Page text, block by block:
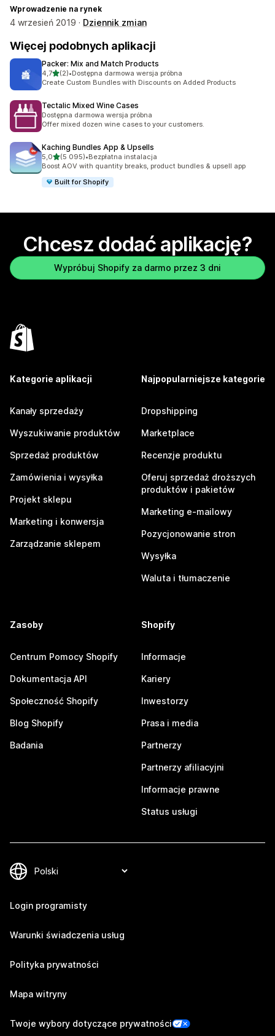
Wprowadzenie na rynek
4 wrzesień 2019 · Dziennik zmian
Więcej podobnych aplikacji
Packer: Mix and Match Products
4,7na 5 gwiazdek
(2)
Łączna liczba recenzji: 2
•Dostępna darmowa wersja próbna
Create Custom Bundles with Discounts on Added Products
Tectalic Mixed Wine Cases
Dostępna darmowa wersja próbna
Offer mixed dozen wine cases to your customers.
Kaching Bundles App & Upsells
5,0na 5 gwiazdek
(5 095)
Łączna liczba recenzji: 5095
•Bezpłatna instalacja
Boost AOV with quantity breaks, product bundles & upsell app
Built for Shopify
Chcesz dodać aplikację?
Wypróbuj Shopify za darmo przez 3 dni
Kategorie aplikacji
Kanały sprzedaży
Wyszukiwanie produktów
Sprzedaż produktów
Zamówienia i wysyłka
Projekt sklepu
Marketing i konwersja
Zarządzanie sklepem
Najpopularniejsze kategorie
Dropshipping
Marketplace
Recenzje produktu
Oferuj sprzedaż droższych
produktów i pakietów
Marketing e-mailowy
Pozycjonowanie stron
Wysyłka
Waluta i tłumaczenie
Zasoby
Centrum Pomocy Shopify
Dokumentacja API
Społeczność Shopify
Blog Shopify
Badania
Shopify
Informacje
Kariery
Inwestorzy
Prasa i media
Partnerzy
Partnerzy afiliacyjni
Informacje prawne
Status usługi
Login programisty
Warunki świadczenia usług
Polityka prywatności
Mapa witryny
Twoje wybory dotyczące prywatności